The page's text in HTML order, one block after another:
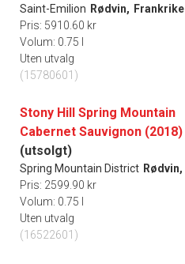
Saint-Emilion Rødvin, Frankrike
Pris: 5910.60 kr
Volum: 0.75 l
Uten utvalg
(15780601)
Stony Hill Spring Mountain
Cabernet Sauvignon (2018)
(utsolgt)
Spring Mountain District Rødvin,
Pris: 2599.90 kr
Volum: 0.75 l
Uten utvalg
(16522601)